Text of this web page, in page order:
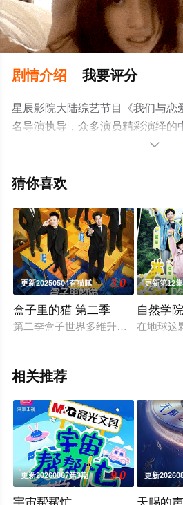
剧情介绍 我要评分
星辰影院大陆综艺节目《我们与恋
名导演执导，众多演员精彩演绎的
费观看高清未删减完整版综艺全集
解。

猜你喜欢
更新20250504有猫腻 3.0
盒子里的猫 第二季
第二季盒子世界多维升级，将围绕“
更新第12集
自然学
在地球这
相关推荐
更新20260807第3期 9.0 更新